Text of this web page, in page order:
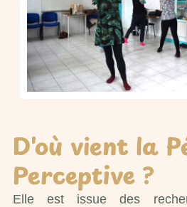
D'où vient la
Perceptive ?
Elle est issue des